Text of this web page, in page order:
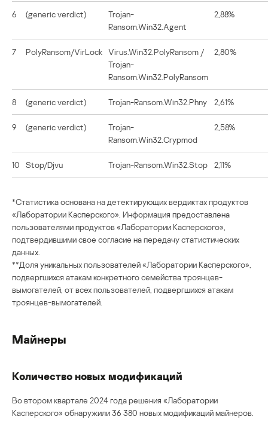
6 (generic verdict)
Trojan-
Ransom.Win32.Agent
2,88%
7 PolyRansom/VirLock Virus.Win32.PolyRansom /
Trojan-
Ransom.Win32.PolyRansom
2,80%
8 (generic verdict) Trojan-Ransom.Win32.Phny 2,61%
9 (generic verdict)
Trojan-
Ransom.Win32.Crypmod
2,58%
10 Stop/Djvu Trojan-Ransom.Win32.Stop 2,11%
*Статистика основана на детектирующих вердиктах продуктов
«Лаборатории Касперского». Информация предоставлена
пользователями продуктов «Лаборатории Касперского»,
подтвердившими свое согласие на передачу статистических
данных.
**Доля уникальных пользователей «Лаборатории Касперского»,
подвергшихся атакам конкретного семейства троянцев-
вымогателей, от всех пользователей, подвергшихся атакам
троянцев-вымогателей.
Майнеры
Количество новых модификаций
Во втором квартале 2024 года решения «Лаборатории
Касперского» обнаружили 36 380 новых модификаций майнеров.